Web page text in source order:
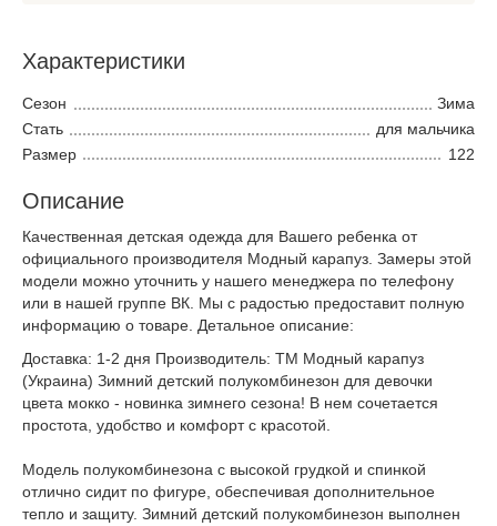
Характеристики
Сезон
Зима
Стать
для мальчика
Размер
122
Описание
Качественная детская одежда для Вашего ребенка от
официального производителя Модный карапуз. Замеры этой
модели можно уточнить у нашего менеджера по телефону
или в нашей группе ВК. Мы с радостью предоставит полную
информацию о товаре. Детальное описание:
Доставка: 1-2 дня Производитель: ТМ Модный карапуз
(Украина) Зимний детский полукомбинезон для девочки
цвета мокко - новинка зимнего сезона! В нем сочетается
простота, удобство и комфорт с красотой.
Модель полукомбинезона с высокой грудкой и спинкой
отлично сидит по фигуре, обеспечивая дополнительное
тепло и защиту. Зимний детский полукомбинезон выполнен